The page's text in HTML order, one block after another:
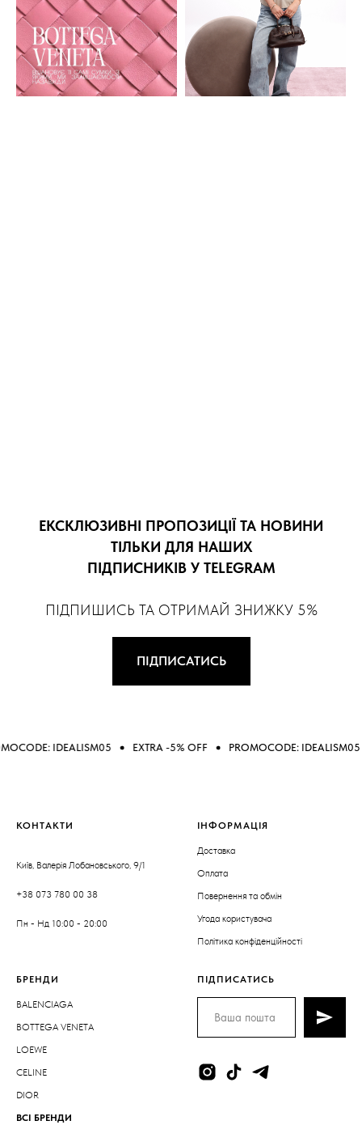
ЕКСКЛЮЗИВНІ ПРОПОЗИЦІЇ ТА НОВИНИ
ТІЛЬКИ ДЛЯ НАШИХ
ПІДПИСНИКІВ У TELEGRAM
ПІДПИШИСЬ ТА ОТРИМАЙ ЗНИЖКУ 5%
ПІДПИСАТИСЬ
IDEALISM05 EXTRA -5% OFF PROMOCODE: IDEALISM05
КОНТАКТИ
Київ, Валерія Лобановського, 9/1
+38 073 780 00 38
Пн - Нд 10:00 - 20:00
ІНФОРМАЦІЯ
Доставка
Оплата
Повернення та обмін
Угода користувача
Політика конфіденційності
БРЕНДИ
BALENCIAGA
BOTTEGA VENETA
LOEWE
CELINE
DIOR
ВСІ БРЕНДИ
ПІДПИСАТИСЬ